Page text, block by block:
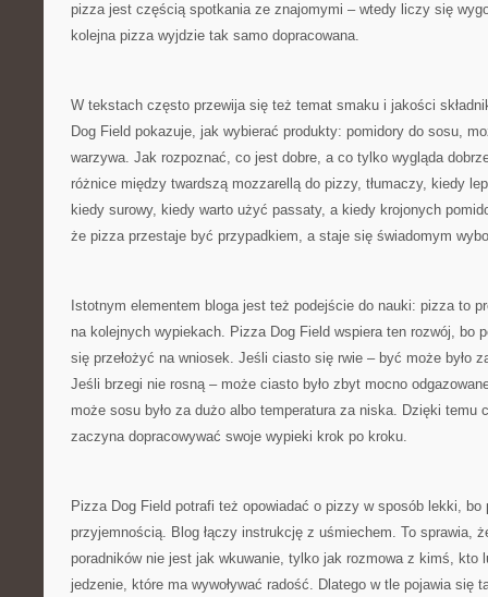
pizza jest częścią spotkania ze znajomymi – wtedy liczy się
kolejna pizza wyjdzie tak samo dopracowana.
W tekstach często przewija się też temat smaku i jakości
Dog Field pokazuje, jak wybierać produkty: pomidory do sosu,
warzywa. Jak rozpoznać, co jest dobre, a co tylko wygląda
różnice między twardszą mozzarellą do pizzy, tłumaczy, kiedy
kiedy surowy, kiedy warto użyć passaty, a kiedy krojonych
że pizza przestaje być przypadkiem, a staje się świadomym
Istotnym elementem bloga jest też podejście do nauki: pizza to
na kolejnych wypiekach. Pizza Dog Field wspiera ten rozwój, bo
się przełożyć na wniosek. Jeśli ciasto się rwie – być może było
Jeśli brzegi nie rosną – może ciasto było zbyt mocno
może sosu było za dużo albo temperatura za niska. Dzięki temu
zaczyna dopracowywać swoje wypieki krok po kroku.
Pizza Dog Field potrafi też opowiadać o pizzy w sposób lekki,
przyjemnością. Blog łączy instrukcję z uśmiechem. To sprawia,
poradników nie jest jak wkuwanie, tylko jak rozmowa z kimś, kto
jedzenie, które ma wywoływać radość. Dlatego w tle pojawia się